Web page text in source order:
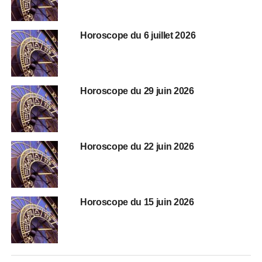
Horoscope du 6 juillet 2026
Horoscope du 29 juin 2026
Horoscope du 22 juin 2026
Horoscope du 15 juin 2026